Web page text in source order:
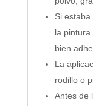
Si
la
bien
La
rodillo o
Antes de